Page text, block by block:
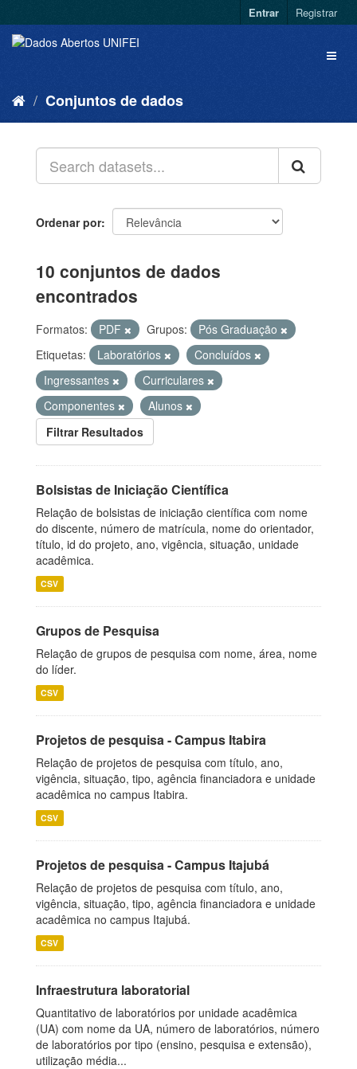
Entrar Registrar
Conjuntos de dados
Ordenar por
10 conjuntos de dados
encontrados
Formatos: PDF Grupos:
Pós Graduação
Etiquetas:
Laboratórios
Concluídos
Ingressantes
Curriculares
Componentes
Alunos
Filtrar Resultados
Bolsistas de Iniciação Científica
Relação de bolsistas de iniciação científica com nome
do discente, número de matrícula, nome do orientador,
título, id do projeto, ano, vigência, situação, unidade
acadêmica.
CSV
Grupos de Pesquisa
Relação de grupos de pesquisa com nome, área, nome
do líder.
CSV
Projetos de pesquisa - Campus Itabira
Relação de projetos de pesquisa com título, ano,
vigência, situação, tipo, agência financiadora e unidade
acadêmica no campus Itabira.
CSV
Projetos de pesquisa - Campus Itajubá
Relação de projetos de pesquisa com título, ano,
vigência, situação, tipo, agência financiadora e unidade
acadêmica no campus Itajubá.
CSV
Infraestrutura laboratorial
Quantitativo de laboratórios por unidade acadêmica
(UA) com nome da UA, número de laboratórios, número
de laboratórios por tipo (ensino, pesquisa e extensão),
utilização média...